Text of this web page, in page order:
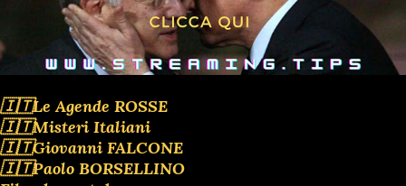
🇮🇹Le Agende ROSSE
🇮🇹Misteri Italiani
🇮🇹Giovanni FALCONE
🇮🇹Paolo BORSELLINO